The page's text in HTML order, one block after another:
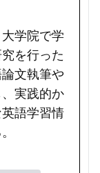
学院で学
を行った
文執筆や
実践的か
語学習情